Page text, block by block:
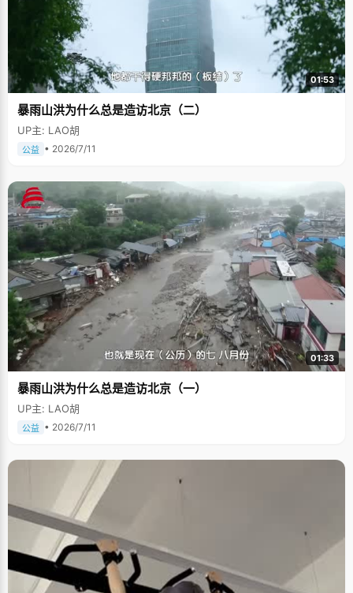
01:53
暴雨山洪为什么总是造访北京（二）
UP主: LAO胡
公益 • 2026/7/11
01:33
暴雨山洪为什么总是造访北京（一）
UP主: LAO胡
公益 • 2026/7/11